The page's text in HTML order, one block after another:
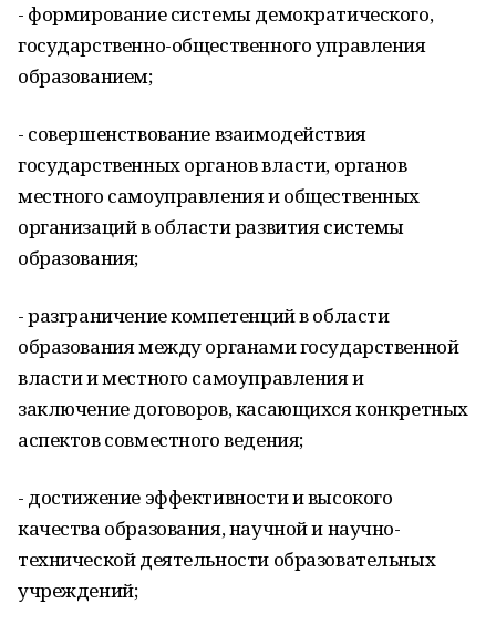
- формирование системы демократического,
государственно-общественного управления
образованием;
- совершенствование взаимодействия
государственных органов власти, органов
местного самоуправления и общественных
организаций в области развития системы
образования;
- разграничение компетенций в области
образования между органами государственной
власти и местного самоуправления и
заключение договоров, касающихся конкретных
аспектов совместного ведения;
- достижение эффективности и высокого
качества образования, научной и научно-
технической деятельности образовательных
учреждений;